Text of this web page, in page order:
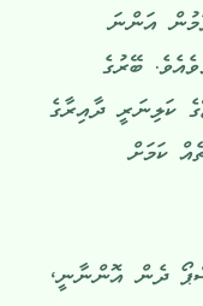
އަންނަ
ބޭރުގެ
ކަލިނަރީ ދާއިރާގެ
ކަމަށް
ދެން އޮންނާނީ،